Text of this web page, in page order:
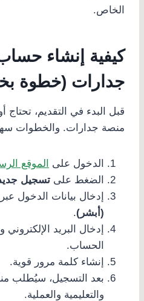
الخاص.
كيفية إنشاء
جدارات (خطوة
قبل البدء في التقديم،
منصة جدارات. والخطوات
الدخول على الموقع
الضغط على تسجيل
إدخال بيانات الدخول عبر
(أبشر).
إدخال البريد
الحساب.
إنشاء كلمة مرور قوية.
بعد التسجيل، سيُطلب
والتعليمية والعملية.